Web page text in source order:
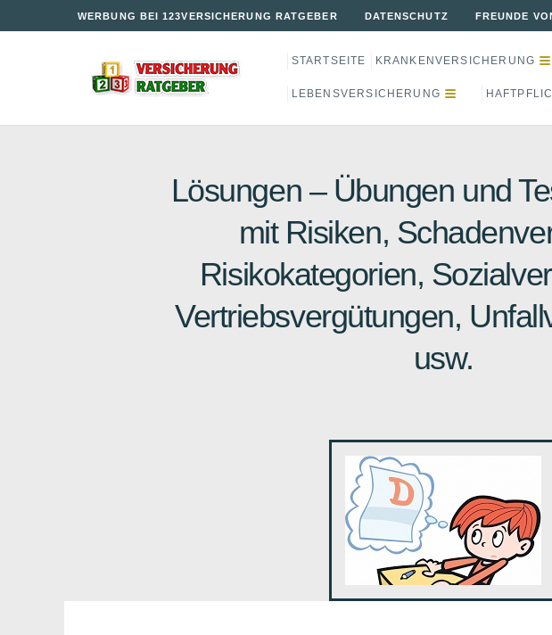
WERBUNG BEI 123VERSICHERUNG RATGEBER DATENSCHUTZ FREUNDE
STARTSEITE KRANKENVERSICHERUNG
LEBENSVERSICHERUNG
Lösungen – Übungen und
mit Risiken,
Risikokategorien,
Vertriebsvergütungen,
usw.